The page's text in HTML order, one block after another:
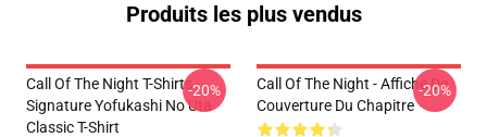
Produits les plus vendus
Call Of The Night T-Shirts -
Signature Yofukashi No Uta
Classic T-Shirt
-20%
Call Of The Night - Affiche De
Couverture Du Chapitre
-20%